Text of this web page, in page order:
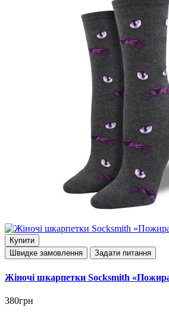
Купити
Швидке замовлення
Задати питання
Жіночі шкарпетки Socksmith
380грн